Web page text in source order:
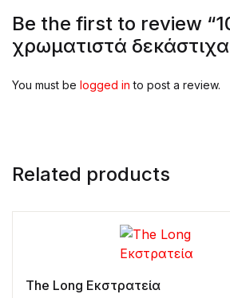
Be the first to review
χρωματιστά
You must be logged in to post a review.
Related products
The Long Εκστρατεία